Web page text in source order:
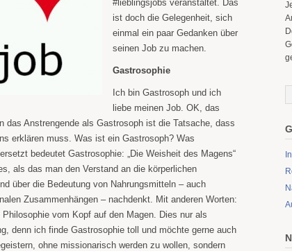
#lieblingsjobs veranstaltet. Das
ist doch die Gelegenheit, sich
einmal ein paar Gedanken über
seinen Job zu machen.
Gastrosophie
Ich bin Gastrosoph und ich
liebe meinen Job. OK, das
das Anstrengende als Gastrosoph ist die Tatsache, dass
erklären muss. Was ist ein Gastrosoph? Was
bedeutet Gastrosophie: „Die Weisheit des Magens“
als das man den Verstand an die körperlichen
über die Bedeutung von Nahrungsmitteln – auch
Zusammenhängen – nachdenkt. Mit anderen Worten:
vom Kopf auf den Magen. Dies nur als
denn ich finde Gastrosophie toll und möchte gerne auch
ohne missionarisch werden zu wollen, sondern